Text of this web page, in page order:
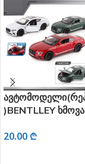
)BENTLLEY
20.00 ₾